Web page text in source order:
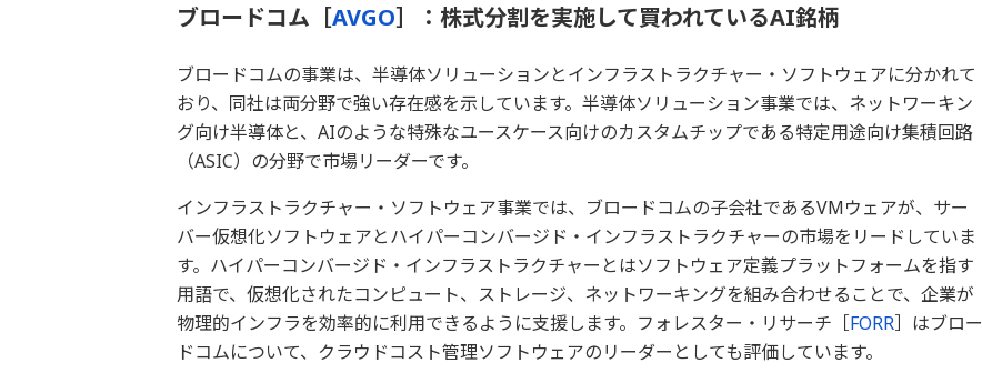
ブロードコム［AVGO］：株式分割を実施して買われているAI銘柄
ブロードコムの事業は、半導体ソリューションとインフラストラクチャー・ソフトウェアに分かれて
おり、同社は両分野で強い存在感を示しています。半導体ソリューション事業では、ネットワーキン
グ向け半導体と、AIのような特殊なユースケース向けのカスタムチップである特定用途向け集積回路
（ASIC）の分野で市場リーダーです。
インフラストラクチャー・ソフトウェア事業では、ブロードコムの子会社であるVMウェアが、サー
バー仮想化ソフトウェアとハイパーコンバージド・インフラストラクチャーの市場をリードしていま
す。ハイパーコンバージド・インフラストラクチャーとはソフトウェア定義プラットフォームを指す
用語で、仮想化されたコンピュート、ストレージ、ネットワーキングを組み合わせることで、企業が
物理的インフラを効率的に利用できるように支援します。フォレスター・リサーチ［FORR］はブロー
ドコムについて、クラウドコスト管理ソフトウェアのリーダーとしても評価しています。